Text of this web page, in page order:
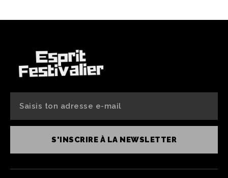
S'INSCRIRE À LA NEWSLETTER